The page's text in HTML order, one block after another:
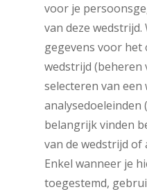
voor je
van deze
gegevens voor het
wedstrijd (beheren
selecteren van
analysedoeleinden
belangrijk vinden
van de wedstrijd of
Enkel wanneer je
toegestemd,